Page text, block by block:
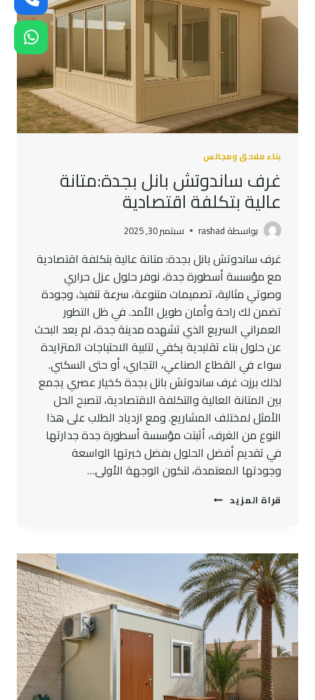
بناء ملاحق ومجالس
غرف ساندوتش بانل بجدة:متانة
عالية بتكلفة اقتصادية
بواسطة rashad سبتمبر 30, 2025
غرف ساندوتش بانل بجدة: متانة عالية بتكلفة اقتصادية
مع مؤسسة أسطورة جدة، نوفر حلول عزل حراري
وصوتي مثالية، تصميمات متنوعة، سرعة تنفيذ، وجودة
تضمن لك راحة وأمان طويل الأمد. في ظل التطور
العمراني السريع الذي تشهده مدينة جدة، لم يعد البحث
عن حلول بناء تقليدية يكفي لتلبية الاحتياجات المتزايدة
سواء في القطاع الصناعي، التجاري، أو حتى السكني.
لذلك برزت غرف ساندوتش بانل بجدة كخيار عصري يجمع
بين المتانة العالية والتكلفة الاقتصادية، لتصبح الحل
الأمثل لمختلف المشاريع. ومع ازدياد الطلب على هذا
النوع من الغرف، أثبتت مؤسسة أسطورة جدة جدارتها
في تقديم أفضل الحلول بفضل خبرتها الواسعة
وجودتها المعتمدة، لتكون الوجهة الأولى…
قراة المزيد غرف
عالية
بتكلفة
اقتصادية